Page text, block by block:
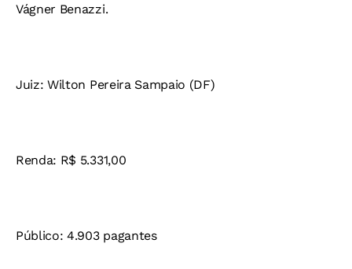
Vágner Benazzi.
Juiz: Wilton Pereira Sampaio (DF)
Renda: R$ 5.331,00
Público: 4.903 pagantes